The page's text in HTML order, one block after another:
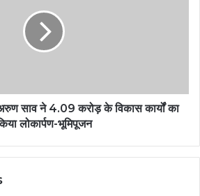
साव ने 4.09 करोड़ के विकास कार्यों का
लोकार्पण-भूमिपूजन